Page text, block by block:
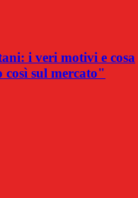
i veri motivi e cosa
sul mercato"